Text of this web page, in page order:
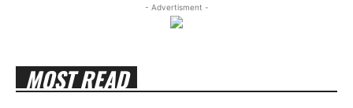
- Advertisment -
MOST READ